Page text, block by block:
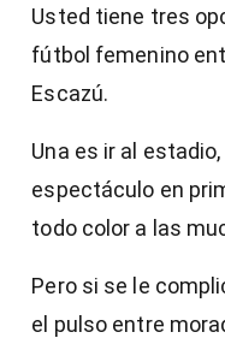
Usted tiene tres
fútbol femenino
Escazú.
Una es ir al
espectáculo en
todo color a las
Pero si se le
el pulso entre